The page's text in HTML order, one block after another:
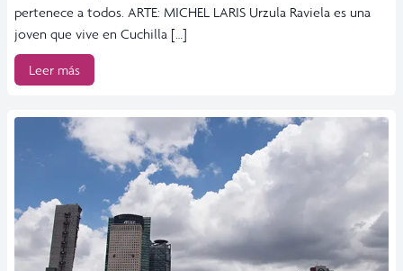
pertenece a todos. ARTE: MICHEL LARIS Urzula Raviela es una
joven que vive en Cuchilla […]
Leer más